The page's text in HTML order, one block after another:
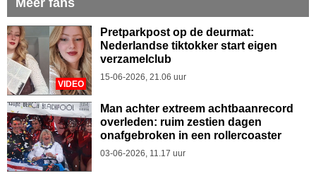
Meer fans
VIDEO
Pretparkpost op de deurmat:
Nederlandse tiktokker start eigen
verzamelclub
15-06-2026, 21.06 uur
Man achter extreem achtbaanrecord
overleden: ruim zestien dagen
onafgebroken in een rollercoaster
03-06-2026, 11.17 uur